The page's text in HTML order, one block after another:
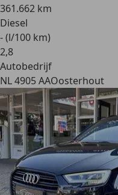
361.662 km
Diesel
- (l/100 km)
2,8
Autobedrijf
NL 4905 AAOosterhout